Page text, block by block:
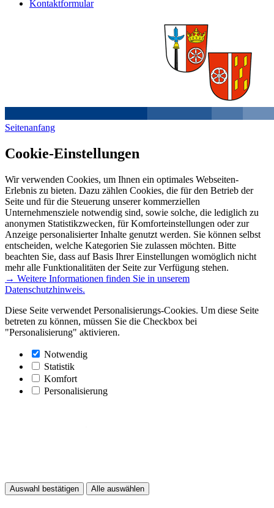
Kontaktformular
Seitenanfang
Cookie-Einstellungen
Wir verwenden Cookies, um Ihnen ein optimales Webseiten-
Erlebnis zu bieten. Dazu zählen Cookies, die für den Betrieb der
Seite und für die Steuerung unserer kommerziellen
Unternehmensziele notwendig sind, sowie solche, die lediglich zu
anonymen Statistikzwecken, für Komforteinstellungen oder zur
Anzeige personalisierter Inhalte genutzt werden. Sie können selbst
entscheiden, welche Kategorien Sie zulassen möchten. Bitte
beachten Sie, dass auf Basis Ihrer Einstellungen womöglich nicht
mehr alle Funktionalitäten der Seite zur Verfügung stehen.
→ Weitere Informationen finden Sie in unserem
Datenschutzhinweis.
Diese Seite verwendet Personalisierungs-Cookies. Um diese Seite
betreten zu können, müssen Sie die Checkbox bei
"Personalisierung" aktivieren.
Notwendig
Statistik
Komfort
Personalisierung
Auswahl bestätigen Alle auswählen